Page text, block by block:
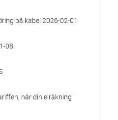
på kabel 2026-02-01
08
när din elräkning